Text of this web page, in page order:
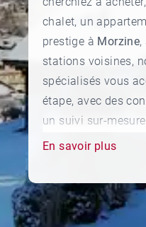
chalet, un
prestige à Morzine,
stations voisines,
spécialisés vous
étape, avec des
un suivi sur-
envies dans les
En savoir plus